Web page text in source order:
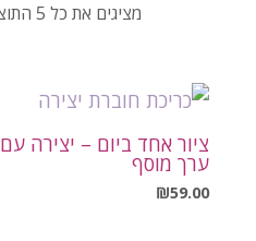
מציגים את כל ⁦5⁩ התוצאות
ציור אחד ביום – יצירה עם
ערך מוסף
₪59.00